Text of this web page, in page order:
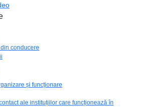
conducere
și funcționare
ale instituțiilor care funcționează în